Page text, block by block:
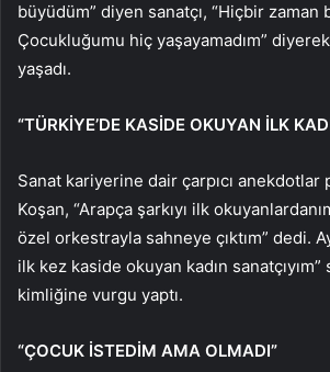
büyüdüm” diyen sanatçı, “Hiçbir zaman
Çocukluğumu hiç yaşayamadım”
yaşadı.
“TÜRKİYE’DE KASİDE OKUYAN İLK
Sanat kariyerine dair çarpıcı anekdotlar
Koşan, “Arapça şarkıyı ilk
özel orkestrayla sahneye çıktım” dedi.
ilk kez kaside okuyan kadın
kimliğine vurgu yaptı.
“ÇOCUK İSTEDİM AMA OLMADI”